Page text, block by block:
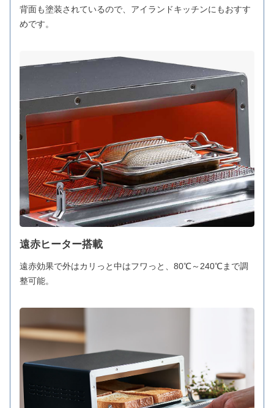
背面も塗装されているので、アイランドキッチンにもおすす
めです。
遠赤ヒーター搭載
遠赤効果で外はカリっと中はフワっと、80℃～240℃まで調
整可能。